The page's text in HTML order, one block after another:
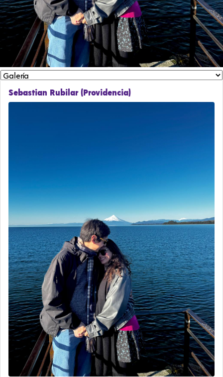
Sebastian Rubilar (Providencia)